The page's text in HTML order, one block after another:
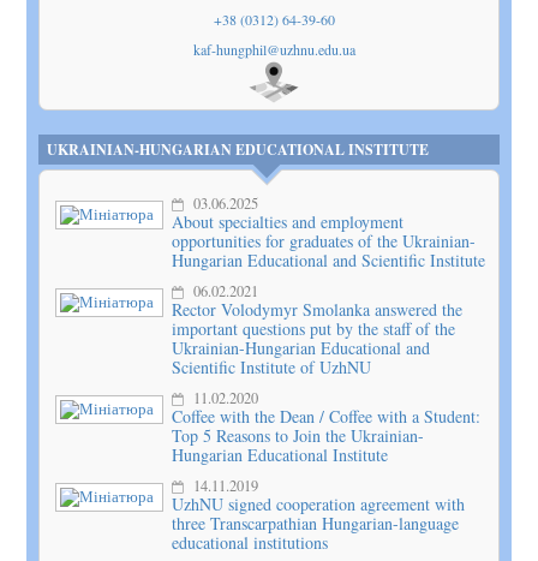
+38 (0312) 64-39-60
kaf-hungphil@uzhnu.edu.ua
Show
on map
UKRAINIAN-HUNGARIAN EDUCATIONAL INSTITUTE
03.06.2025
About specialties and employment
opportunities for graduates of the Ukrainian-
Hungarian Educational and Scientific Institute
06.02.2021
Rector Volodymyr Smolanka answered the
important questions put by the staff of the
Ukrainian-Hungarian Educational and
Scientific Institute of UzhNU
11.02.2020
Coffee with the Dean / Coffee with a Student:
Top 5 Reasons to Join the Ukrainian-
Hungarian Educational Institute
14.11.2019
UzhNU signed cooperation agreement with
three Transcarpathian Hungarian-language
educational institutions